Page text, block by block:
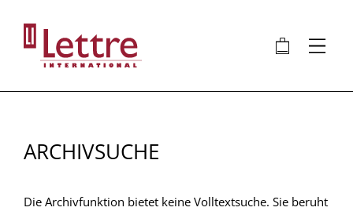
Inhalt
🛍 ⋮
ARCHIVSUCHE
Die Archivfunktion bietet keine Volltextsuche. Sie beruht